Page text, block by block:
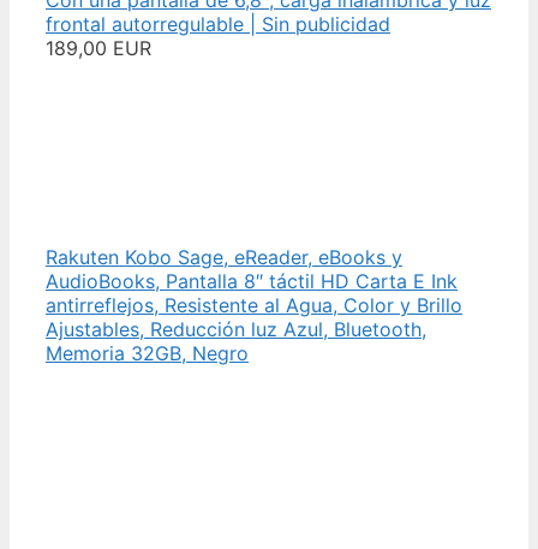
frontal autorregulable | Sin publicidad
189,00 EUR
Rakuten Kobo Sage, eReader, eBooks y
AudioBooks, Pantalla 8″ táctil HD Carta E Ink
antirreflejos, Resistente al Agua, Color y Brillo
Ajustables, Reducción luz Azul, Bluetooth,
Memoria 32GB, Negro